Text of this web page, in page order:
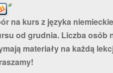
na kurs z języka
od grudnia. Liczba osób
materiały na każdą